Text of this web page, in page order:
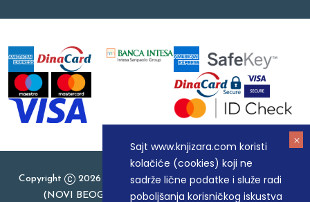
Sajt www.knjizara.com koristi
kolačiće (cookies) koji ne
sadrže lične podatke i služe radi
poboljšanja korisničkog iskustva
Copyright
2026 Knjizara.com - MAKART DOO BEOGRAD
(NOVI BEOGRAD), PIB: 105184104, MB: 20337524